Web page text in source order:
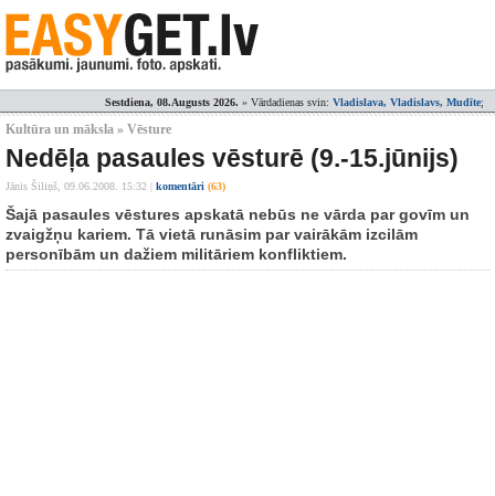
Sestdiena, 08.Augusts 2026. » Vārdadienas svin: Vladislava, Vladislavs, Mudīte;
Kultūra un māksla » Vēsture
Nedēļa pasaules vēsturē (9.-15.jūnijs)
Jānis Šiliņš, 09.06.2008. 15:32 komentāri (63)
Šajā pasaules vēstures apskatā nebūs ne vārda par govīm un
zvaigžņu kariem. Tā vietā runāsim par vairākām izcilām
personībām un dažiem militāriem konfliktiem.